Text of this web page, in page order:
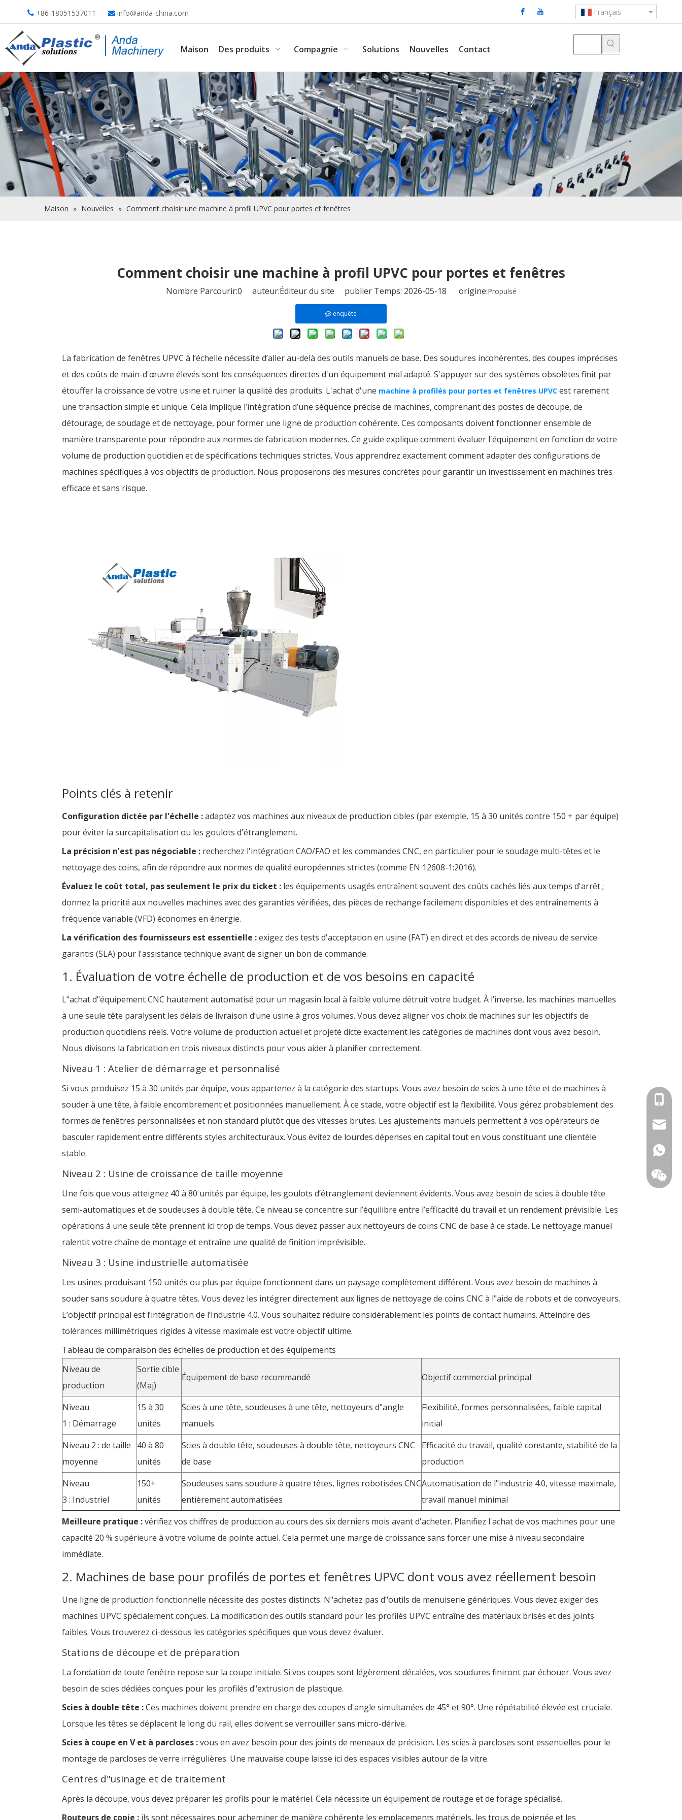
 +86-18051537011  info@anda-china.com Français
Maison Des produits Compagnie Solutions Nouvelles Contact
Maison » Nouvelles » Comment choisir une machine à profil UPVC pour portes et fenêtres
Comment choisir une machine à profil UPVC pour portes et fenêtres
Nombre Parcourir:0 auteur:Éditeur du site publier Temps: 2026-05-18 origine:Propulsé
enquête
La fabrication de fenêtres UPVC à l’échelle nécessite d’aller au-delà des outils manuels de base. Des soudures incohérentes, des coupes imprécises
et des coûts de main-d'œuvre élevés sont les conséquences directes d'un équipement mal adapté. S'appuyer sur des systèmes obsolètes finit par
étouffer la croissance de votre usine et ruiner la qualité des produits. L'achat d'une machine à profilés pour portes et fenêtres UPVC est rarement
une transaction simple et unique. Cela implique l’intégration d’une séquence précise de machines, comprenant des postes de découpe, de
détourage, de soudage et de nettoyage, pour former une ligne de production cohérente. Ces composants doivent fonctionner ensemble de
manière transparente pour répondre aux normes de fabrication modernes. Ce guide explique comment évaluer l'équipement en fonction de votre
volume de production quotidien et de spécifications techniques strictes. Vous apprendrez exactement comment adapter des configurations de
machines spécifiques à vos objectifs de production. Nous proposerons des mesures concrètes pour garantir un investissement en machines très
efficace et sans risque.
Points clés à retenir
Configuration dictée par l'échelle :adaptez vos machines aux niveaux de production cibles (par exemple, 15 à 30 unités contre 150 + par équipe)
pour éviter la surcapitalisation ou les goulots d'étranglement.
La précision n'est pas négociable : recherchez l'intégration CAO/FAO et les commandes CNC, en particulier pour le soudage multi-têtes et le
nettoyage des coins, afin de répondre aux normes de qualité européennes strictes (comme EN 12608-1:2016).
Évaluez le coût total, pas seulement le prix du ticket : les équipements usagés entraînent souvent des coûts cachés liés aux temps d'arrêt ;
donnez la priorité aux nouvelles machines avec des garanties vérifiées, des pièces de rechange facilement disponibles et des entraînements à
fréquence variable (VFD) économes en énergie.
La vérification des fournisseurs est essentielle :exigez des tests d'acceptation en usine (FAT) en direct et des accords de niveau de service
garantis (SLA) pour l'assistance technique avant de signer un bon de commande.
1. Évaluation de votre échelle de production et de vos besoins en capacité
L"achat d"équipement CNC hautement automatisé pour un magasin local à faible volume détruit votre budget. À l’inverse, les machines manuelles
à une seule tête paralysent les délais de livraison d’une usine à gros volumes. Vous devez aligner vos choix de machines sur les objectifs de
production quotidiens réels. Votre volume de production actuel et projeté dicte exactement les catégories de machines dont vous avez besoin.
Nous divisons la fabrication en trois niveaux distincts pour vous aider à planifier correctement.
Niveau 1 : Atelier de démarrage et personnalisé
Si vous produisez 15 à 30 unités par équipe, vous appartenez à la catégorie des startups. Vous avez besoin de scies à une tête et de machines à
souder à une tête, à faible encombrement et positionnées manuellement. À ce stade, votre objectif est la flexibilité. Vous gérez probablement des
formes de fenêtres personnalisées et non standard plutôt que des vitesses brutes. Les ajustements manuels permettent à vos opérateurs de
basculer rapidement entre différents styles architecturaux. Vous évitez de lourdes dépenses en capital tout en vous constituant une clientèle
stable.
Niveau 2 : Usine de croissance de taille moyenne
Une fois que vous atteignez 40 à 80 unités par équipe, les goulots d’étranglement deviennent évidents. Vous avez besoin de scies à double tête
semi-automatiques et de soudeuses à double tête. Ce niveau se concentre sur l’équilibre entre l’efficacité du travail et un rendement prévisible. Les
opérations à une seule tête prennent ici trop de temps. Vous devez passer aux nettoyeurs de coins CNC de base à ce stade. Le nettoyage manuel
ralentit votre chaîne de montage et entraîne une qualité de finition imprévisible.
Niveau 3 : Usine industrielle automatisée
Les usines produisant 150 unités ou plus par équipe fonctionnent dans un paysage complètement différent. Vous avez besoin de machines à
souder sans soudure à quatre têtes. Vous devez les intégrer directement aux lignes de nettoyage de coins CNC à l"aide de robots et de convoyeurs.
L’objectif principal est l’intégration de l’Industrie 4.0. Vous souhaitez réduire considérablement les points de contact humains. Atteindre des
tolérances millimétriques rigides à vitesse maximale est votre objectif ultime.
Tableau de comparaison des échelles de production et des équipements
Niveau de
production
Sortie cible
(Maj)
Équipement de base recommandé Objectif commercial principal
Niveau
1 : Démarrage
15 à 30
unités
Scies à une tête, soudeuses à une tête, nettoyeurs d"angle
manuels
Flexibilité, formes personnalisées, faible capital
initial
Niveau 2 : de taille
moyenne
40 à 80
unités
Scies à double tête, soudeuses à double tête, nettoyeurs CNC
de base
Efficacité du travail, qualité constante, stabilité de la
production
Niveau
3 : Industriel
150+
unités
Soudeuses sans soudure à quatre têtes, lignes robotisées CNC
entièrement automatisées
Automatisation de l"industrie 4.0, vitesse maximale,
travail manuel minimal
Meilleure pratique :vérifiez vos chiffres de production au cours des six derniers mois avant d'acheter. Planifiez l'achat de vos machines pour une
capacité 20 % supérieure à votre volume de pointe actuel. Cela permet une marge de croissance sans forcer une mise à niveau secondaire
immédiate.
2. Machines de base pour profilés de portes et fenêtres UPVC dont vous avez réellement besoin
Une ligne de production fonctionnelle nécessite des postes distincts. N"achetez pas d"outils de menuiserie génériques. Vous devez exiger des
machines UPVC spécialement conçues. La modification des outils standard pour les profilés UPVC entraîne des matériaux brisés et des joints
faibles. Vous trouverez ci-dessous les catégories spécifiques que vous devez évaluer.
Stations de découpe et de préparation
La fondation de toute fenêtre repose sur la coupe initiale. Si vos coupes sont légèrement décalées, vos soudures finiront par échouer. Vous avez
besoin de scies dédiées conçues pour les profilés d"extrusion de plastique.
Scies à double tête :Ces machines doivent prendre en charge des coupes d'angle simultanées de 45° et 90°. Une répétabilité élevée est cruciale.
Lorsque les têtes se déplacent le long du rail, elles doivent se verrouiller sans micro-dérive.
Scies à coupe en V et à parcloses :vous en avez besoin pour des joints de meneaux de précision. Les scies à parcloses sont essentielles pour le
montage de parcloses de verre irrégulières. Une mauvaise coupe laisse ici des espaces visibles autour de la vitre.
Centres d"usinage et de traitement
Après la découpe, vous devez préparer les profils pour le matériel. Cela nécessite un équipement de routage et de forage spécialisé.
Routeurs de copie : ils sont nécessaires pour acheminer de manière cohérente les emplacements matériels, les trous de poignée et les
+86-
+86-